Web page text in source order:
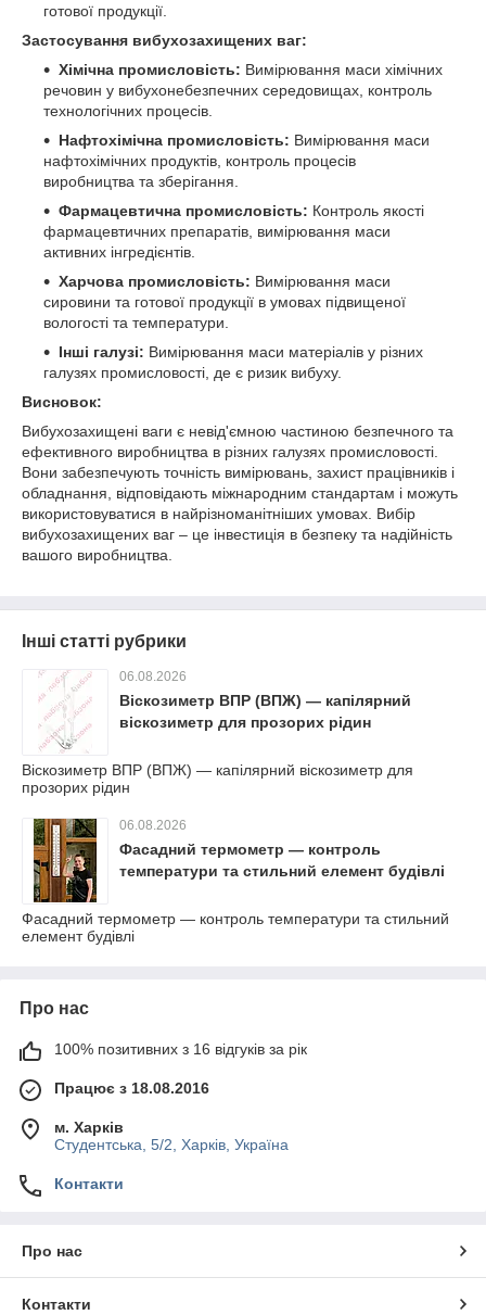
готової продукції.
Застосування вибухозахищених ваг:
Хімічна промисловість: Вимірювання маси хімічних
речовин у вибухонебезпечних середовищах, контроль
технологічних процесів.
Нафтохімічна промисловість: Вимірювання маси
нафтохімічних продуктів, контроль процесів
виробництва та зберігання.
Фармацевтична промисловість: Контроль якості
фармацевтичних препаратів, вимірювання маси
активних інгредієнтів.
Харчова промисловість: Вимірювання маси
сировини та готової продукції в умовах підвищеної
вологості та температури.
Інші галузі: Вимірювання маси матеріалів у різних
галузях промисловості, де є ризик вибуху.
Висновок:
Вибухозахищені ваги є невід'ємною частиною безпечного та
ефективного виробництва в різних галузях промисловості.
Вони забезпечують точність вимірювань, захист працівників і
обладнання, відповідають міжнародним стандартам і можуть
використовуватися в найрізноманітніших умовах. Вибір
вибухозахищених ваг – це інвестиція в безпеку та надійність
вашого виробництва.
Інші статті рубрики
06.08.2026
Віскозиметр ВПР (ВПЖ) — капілярний
віскозиметр для прозорих рідин
Віскозиметр ВПР (ВПЖ) — капілярний віскозиметр для
прозорих рідин
06.08.2026
Фасадний термометр — контроль
температури та стильний елемент будівлі
Фасадний термометр — контроль температури та стильний
елемент будівлі
Про нас
100% позитивних з 16 відгуків за рік
Працює з 18.08.2016
м. Харків
Студентська, 5/2, Харків, Україна
Контакти
Про нас
Контакти